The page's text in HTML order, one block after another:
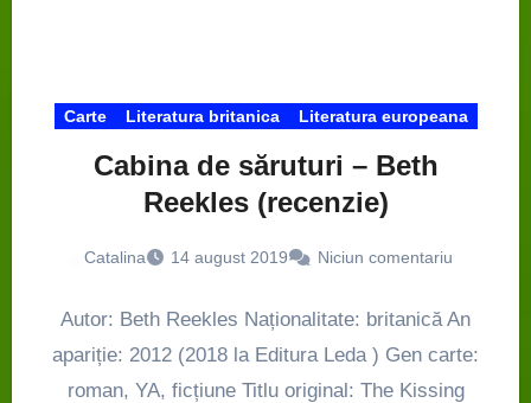
Carte Literatura britanica Literatura europeana
Cabina de săruturi – Beth
Reekles (recenzie)
Catalina 14 august 2019 Niciun comentariu
Autor: Beth Reekles Naționalitate: britanică An
apariție: 2012 (2018 la Editura Leda ) Gen carte:
roman, YA, ficțiune Titlu original: The Kissing